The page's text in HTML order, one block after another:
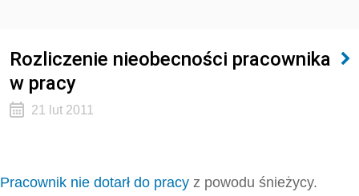
Rozliczenie nieobecności pracownika
w pracy
21 lut 2011
Pracownik nie dotarł do pracy z powodu śnieżycy.